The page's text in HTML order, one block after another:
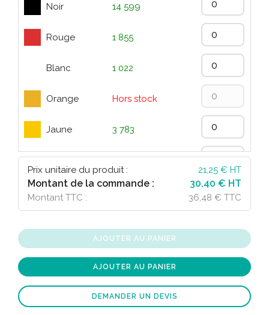
Noir 14 599
Rouge 1 855
Blanc 1 022
Orange Hors stock
Jaune 3 783
Vert 6 107
Prix unitaire du produit : 21,25 € HT
Montant de la commande : 30,40 € HT
Montant TTC : 36,48 € TTC
AJOUTER AU PANIER
AJOUTER AU PANIER
DEMANDER UN DEVIS